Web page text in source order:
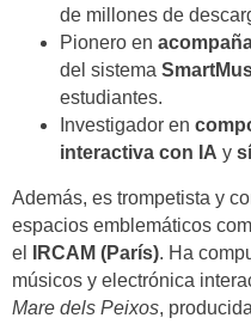
de millones de
Pionero en
del sistema
estudiantes.
Investigador en
interactiva con IA y
Además, es trompetista y
espacios emblemáticos
el
IRCAM (París). Ha
músicos y electrónica
Mare dels Peixos,